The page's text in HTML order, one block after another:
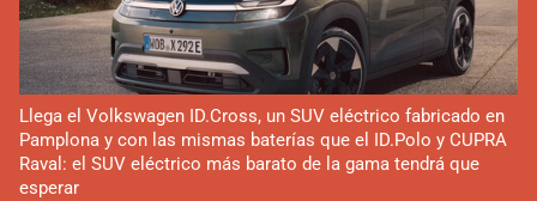
Llega el Volkswagen ID.Cross, un SUV eléctrico fabricado en
Pamplona y con las mismas baterías que el ID.Polo y CUPRA
Raval: el SUV eléctrico más barato de la gama tendrá que
esperar